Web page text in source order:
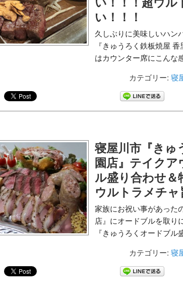
い！！！
久しぶりに美味しいハン
『きゅうろく鉄板焼屋
はカウンター席にこんな
カテゴリー: 寝
寝屋川市『きゅ
園店』テイク
ル盛り合わせ＆
ウルトラメチャ
家族にお祝い事があった
店』にオードブルを取り
『きゅうろくオードブ
カテゴリー: 寝